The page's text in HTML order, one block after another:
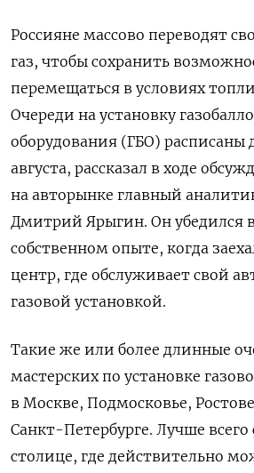
Россияне массово переводят
газ, чтобы сохранить
перемещаться в условиях
Очереди на установку
оборудования (ГБО) расписаны
августа, рассказал в ходе
на авторынке главный
Дмитрий Ярыгин. Он убедился
собственном опыте, когда
центр, где обслуживает свой
газовой установкой.
Такие же или более длинные
мастерских по установке
в Москве, Подмосковье,
Санкт-Петербурге. Лучше всего
столице, где действительно